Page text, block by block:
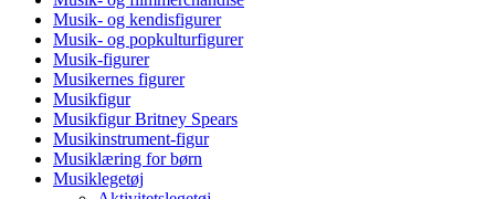
Musik- og kendisfigurer
Musik- og popkulturfigurer
Musik-figurer
Musikernes figurer
Musikfigur
Musikfigur Britney Spears
Musikinstrument-figur
Musiklæring for børn
Musiklegetøj